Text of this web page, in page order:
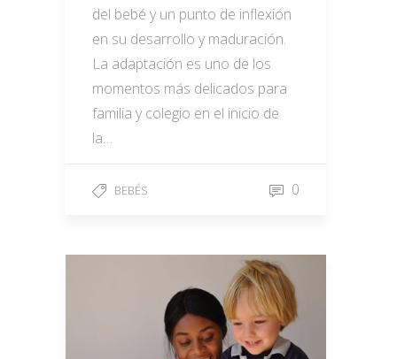
del bebé y un punto de inflexión
en su desarrollo y maduración.
La adaptación es uno de los
momentos más delicados para
familia y colegio en el inicio de
la…
BEBÉS 0